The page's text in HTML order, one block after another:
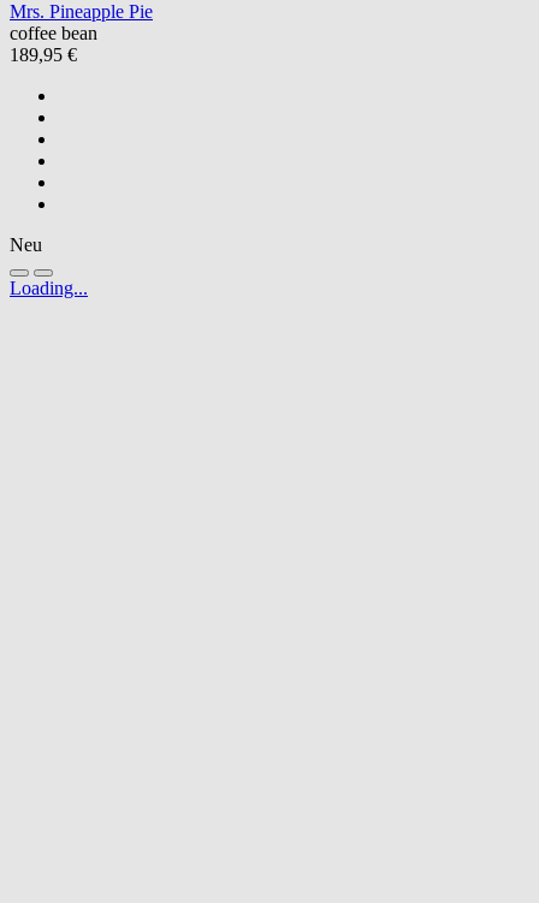
Mrs. Pineapple Pie
coffee bean
189,95 €
Neu
Loading...